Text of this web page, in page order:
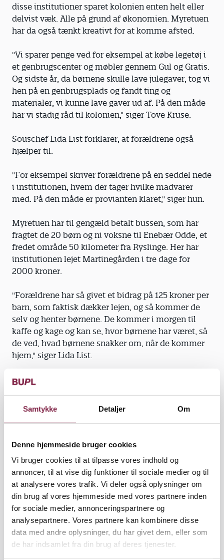
Samtykke Detaljer Om
Denne hjemmeside bruger cookies
Vi bruger cookies til at tilpasse vores indhold og
annoncer, til at vise dig funktioner til sociale medier og til
at analysere vores trafik. Vi deler også oplysninger om
din brug af vores hjemmeside med vores partnere inden
for sociale medier, annonceringspartnere og
analysepartnere. Vores partnere kan kombinere disse
data med andre oplysninger, du har givet dem, eller som
de har indsamlet fra din brug af deres tjenester.
disse institutioner sparet kolonien enten helt eller
delvist væk. Alle på grund af økonomien. Myretuen
har da også tænkt kreativt for at komme afsted.
"Vi sparer penge ved for eksempel at købe legetøj i
et genbrugscenter og møbler gennem Gul og Gratis.
Og sidste år, da børnene skulle lave julegaver, tog vi
hen på en genbrugsplads og fandt ting og
materialer, vi kunne lave gaver ud af. På den måde
har vi stadig råd til kolonien," siger Tove Kruse.
Souschef Lida List forklarer, at forældrene også
hjælper til.
"For eksempel skriver forældrene på en seddel nede
i institutionen, hvem der tager hvilke madvarer
med. På den måde er provianten klaret," siger hun.
Myretuen har til gengæld betalt bussen, som har
fragtet de 20 børn og ni voksne til Enebær Odde, et
fredet område 50 kilometer fra Ryslinge. Her har
institutionen lejet Martinegården i tre dage for
2000 kroner.
"Forældrene har så givet et bidrag på 125 kroner per
barn, som faktisk dækker lejen, og så kommer de
selv og henter børnene. De kommer i morgen til
kaffe og kage og kan se, hvor børnene har været, så
de ved, hvad børnene snakker om, når de kommer
hjem," siger Lida List.
Stille børn blomstrer op. I hverdagen passer cirka
tre pædagoger børnehavens 20 børn, men på
Myretuens tre faste medarbejdere er også en
militærnægter, en studerende, en vikar og tre
pædagoger fra Ryslinge Friskoles fritidsklub med
på koloni.
"At vi er sammen her giver meget mere, end hvis vi
holdt personaleseminar en aften i Myretuen. Når vi
er sammen døgnet rundt, lærer vi at give plads til,
at man kan være tvær eller træt. Vi har delt
opgaverne mellem os, sådan at nogle laver det